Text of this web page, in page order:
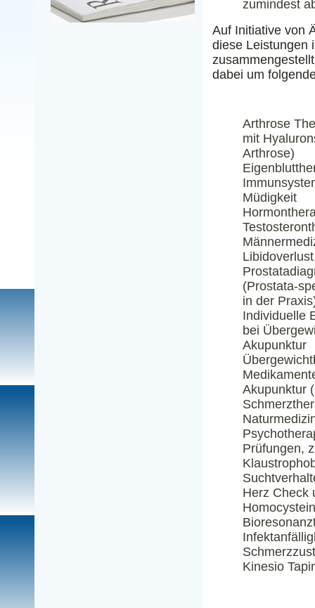
zumindest
Auf Initiative von
diese Leistungen
dabei um
Arthrose
mit
Arthrose)
Müdigkeit
(Prostata-
in der
Individuelle
bei
Akupunktur
Akupunktur
Prüfungen,
Herz Check
Kinesio